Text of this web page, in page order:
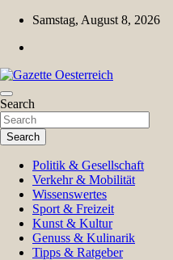
Skip
content
Samstag, August 8, 2026
Gazette Oesterreich
Magazin für Freizeit, Politik,
Search
Search
Politik & Gesellschaft
Verkehr & Mobilität
Wissenswertes
Sport & Freizeit
Kunst & Kultur
Genuss & Kulinarik
Tipps & Ratgeber